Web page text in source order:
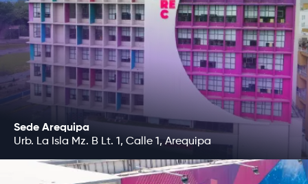
Sede Arequipa
Urb. La Isla Mz. B Lt. 1, Calle 1, Arequipa